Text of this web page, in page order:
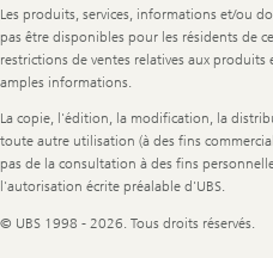
Legal
Information
Les produits, services, informations et/ou
pas être disponibles pour les résidents de
restrictions de ventes relatives aux
amples informations.
La copie, l'édition, la modification, la
toute autre utilisation (à des fins
pas de la consultation à des fins
l'autorisation écrite préalable d'UBS.
© UBS 1998 - 2026. Tous droits réservés.